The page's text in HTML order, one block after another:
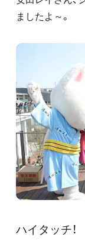
ましたよ～。
ハイタッチ！